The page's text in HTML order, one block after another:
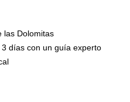
las Dolomitas
días con un guía experto